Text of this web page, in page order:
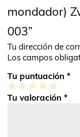
mondador)
003”
Tu dirección de
Los campos
Tu puntuación *
Tu valoración *